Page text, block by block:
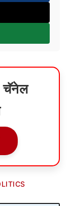
चॅनेल